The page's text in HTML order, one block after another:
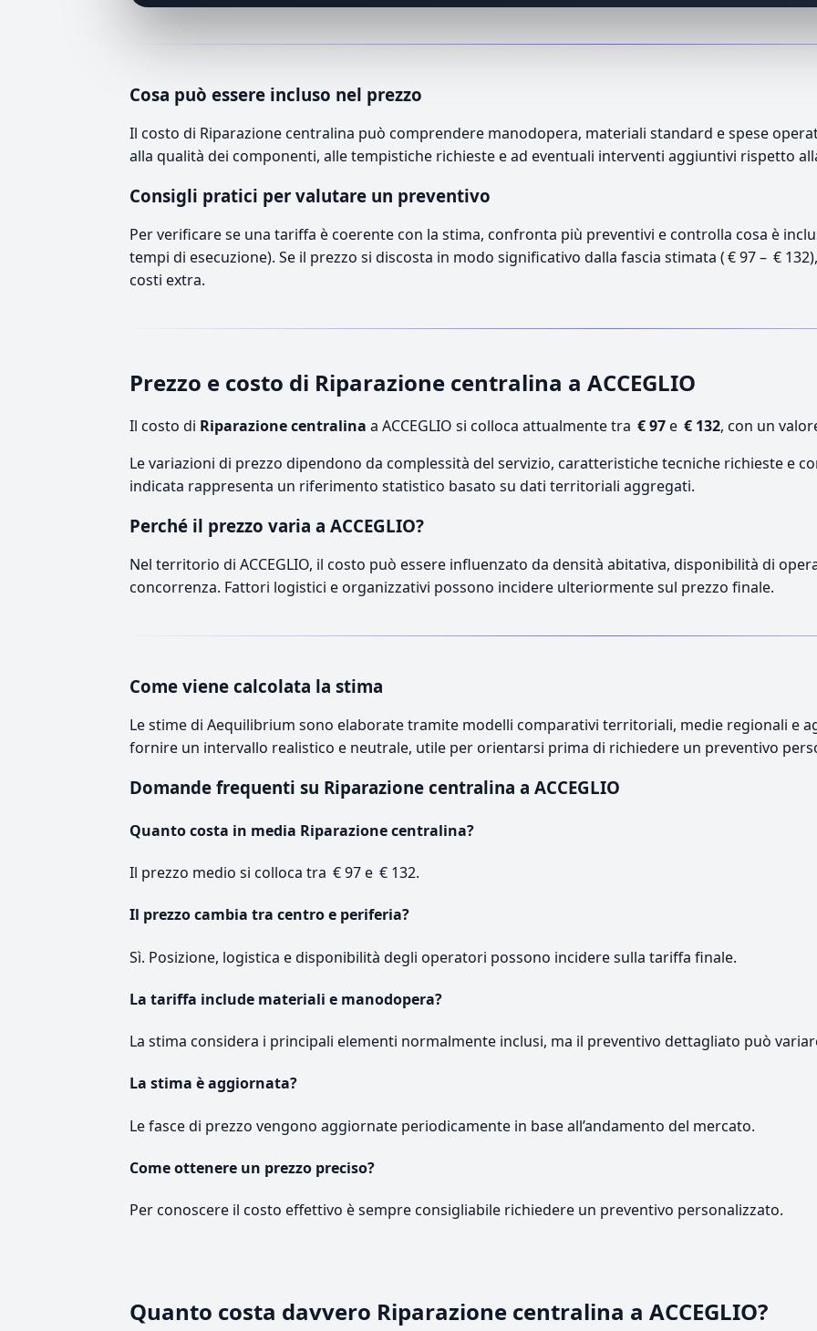
Cosa può essere incluso nel prezzo
Il costo di Riparazione centralina può comprendere manodopera, materiali standard e spese
alla qualità dei componenti, alle tempistiche richieste e ad eventuali interventi aggiuntivi rispetto
Consigli pratici per valutare un preventivo
Per verificare se una tariffa è coerente con la stima, confronta più preventivi e controlla cosa è
tempi di esecuzione). Se il prezzo si discosta in modo significativo dalla fascia stimata ( € 97 – €
costi extra.
Prezzo e costo di Riparazione centralina a ACCEGLIO
Il costo di Riparazione centralina a ACCEGLIO si colloca attualmente tra € 97e € 132, con un
Le variazioni di prezzo dipendono da complessità del servizio, caratteristiche tecniche richieste e
indicata rappresenta un riferimento statistico basato su dati territoriali aggregati.
Perché il prezzo varia a ACCEGLIO?
Nel territorio di ACCEGLIO, il costo può essere influenzato da densità abitativa, disponibilità di
concorrenza. Fattori logistici e organizzativi possono incidere ulteriormente sul prezzo finale.
Come viene calcolata la stima
Le stime di Aequilibrium sono elaborate tramite modelli comparativi territoriali, medie regionali e
fornire un intervallo realistico e neutrale, utile per orientarsi prima di richiedere un preventivo
Domande frequenti su Riparazione centralina a ACCEGLIO
Quanto costa in media Riparazione centralina?
Il prezzo medio si colloca tra € 97 e € 132.
Il prezzo cambia tra centro e periferia?
Sì. Posizione, logistica e disponibilità degli operatori possono incidere sulla tariffa finale.
La tariffa include materiali e manodopera?
La stima considera i principali elementi normalmente inclusi, ma il preventivo dettagliato può
La stima è aggiornata?
Le fasce di prezzo vengono aggiornate periodicamente in base all’andamento del mercato.
Come ottenere un prezzo preciso?
Per conoscere il costo effettivo è sempre consigliabile richiedere un preventivo personalizzato.
Quanto costa davvero Riparazione centralina a ACCEGLIO?